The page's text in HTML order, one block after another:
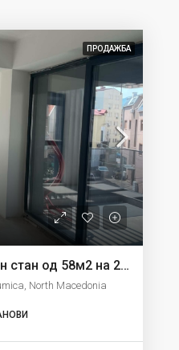
ПРОДАЖБА
Се продава прекрасен стан од 58м2 на 2 кат во Струмица
North Macedonia